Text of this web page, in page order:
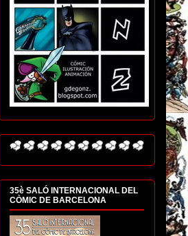
35è SALÓ INTERNACIONAL DEL
CÒMIC DE BARCELONA